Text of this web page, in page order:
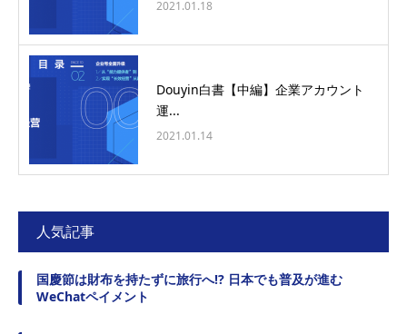
2021.01.18
Douyin白書【中編】企業アカウント
運...
2021.01.14
人気記事
国慶節は財布を持たずに旅行へ!? 日本でも普及が進む
WeChatペイメント